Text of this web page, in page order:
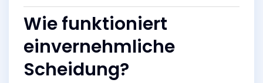
Wie funktioniert
einvernehmliche
Scheidung?